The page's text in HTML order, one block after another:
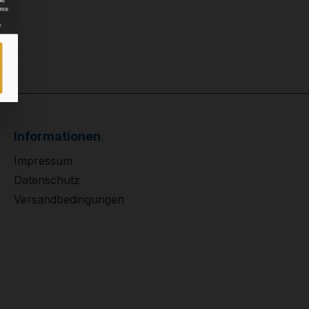
Informationen
Impressum
Datenschutz
Versandbedingungen